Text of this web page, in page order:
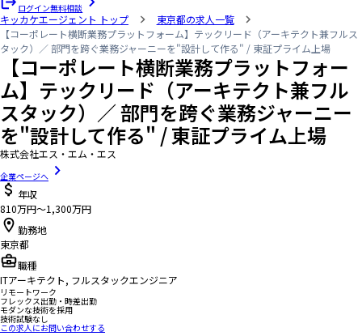
ログイン無料相談
キッカケエージェント トップ
東京都の求人一覧
【コーポレート横断業務プラットフォーム】テックリード（アーキテクト兼フルス
タック）／ 部門を跨ぐ業務ジャーニーを"設計して作る" / 東証プライム上場
【コーポレート横断業務プラットフォー
ム】テックリード（アーキテクト兼フル
スタック）／ 部門を跨ぐ業務ジャーニー
を"設計して作る" / 東証プライム上場
株式会社エス・エム・エス
企業ページへ
年収
810万円〜1,300万円
勤務地
東京都
職種
ITアーキテクト, フルスタックエンジニア
リモートワーク
フレックス出勤・時差出勤
モダンな技術を採用
技術試験なし
この求人にお問い合わせする